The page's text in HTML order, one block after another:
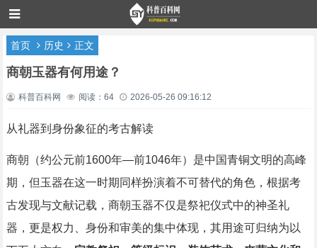
首页 历史 正文
商朝玉器有何用途？
科普百科网 阅读：64 2026-05-26 09:16:12
从礼器到身份象征的考古解读
商朝（约公元前1600年—前1046年）是中国青铜文明的高峰
期，但玉器在这一时期同样扮演着不可替代的角色，根据考
古发现与文献记载，商朝玉器不仅是祭祀仪式中的神圣礼
器，更是权力、身份和审美的集中体现，其用途可归纳为以